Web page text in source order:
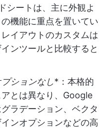
シートは、主に外観よ
機能に重点を置いてい
イアウトのカスタムは
ンツールと比較すると
ションなし*：本格的
とは異なり、Google
ラデーション、ベクタ
ンオプションなどの高